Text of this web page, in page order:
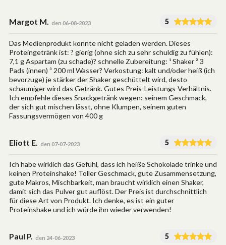
Margot M. den 06-08-2023 5
Das Medienprodukt konnte nicht geladen werden. Dieses
Proteingetränk ist: ? gierig (ohne sich zu sehr schuldig zu fühlen):
7,1 g Aspartam (zu schade)? schnelle Zubereitung: ¹ Shaker ² 3
Pads (innen) ³ 200 ml Wasser? Verkostung: kalt und/oder heiß (ich
bevorzuge) je stärker der Shaker geschüttelt wird, desto
schaumiger wird das Getränk. Gutes Preis-Leistungs-Verhältnis.
Ich empfehle dieses Snackgetränk wegen: seinem Geschmack,
der sich gut mischen lässt, ohne Klumpen, seinem guten
Fassungsvermögen von 400 g
Eliott E. den 07-07-2023 5
Ich habe wirklich das Gefühl, dass ich heiße Schokolade trinke und
keinen Proteinshake! Toller Geschmack, gute Zusammensetzung,
gute Makros, Mischbarkeit, man braucht wirklich einen Shaker,
damit sich das Pulver gut auflöst. Der Preis ist durchschnittlich
für diese Art von Produkt. Ich denke, es ist ein guter
Proteinshake und ich würde ihn wieder verwenden!
Paul P. den 24-06-2023 5